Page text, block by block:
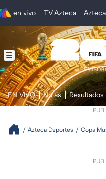
en vivo TV Azteca
EN VIVO Notas Resultados
Azteca Deportes Copa